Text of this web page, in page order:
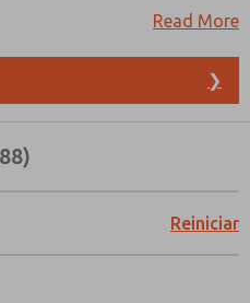
un rendimiento excepcional
de partículas. Para
filtros coalescentes
Con la inclusión de
de aceite (adsorbentes),
de vapores de aceite e
de filtro, que incluye
simplifica el
Read More
❯
Reiniciar